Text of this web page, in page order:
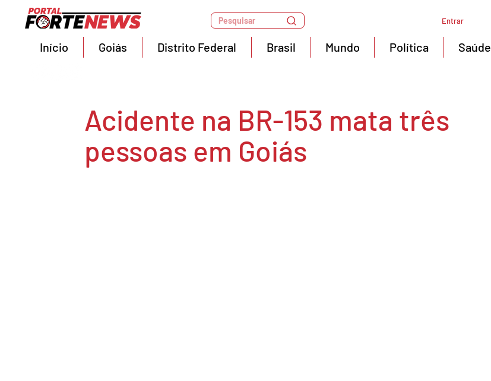
Pesquisar Entrar
Início
Goiás Distrito Federal Brasil Mundo Política Saúde
Acidente na BR-153 mata três
pessoas em Goiás